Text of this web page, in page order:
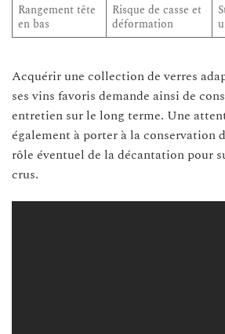
Rangement tête
en bas
Risque de casse et
déformation
Acquérir une collection de verres
ses vins favoris demande ainsi de
entretien sur le long terme. Une
également à porter à la conservation
rôle éventuel de la décantation pour
crus.